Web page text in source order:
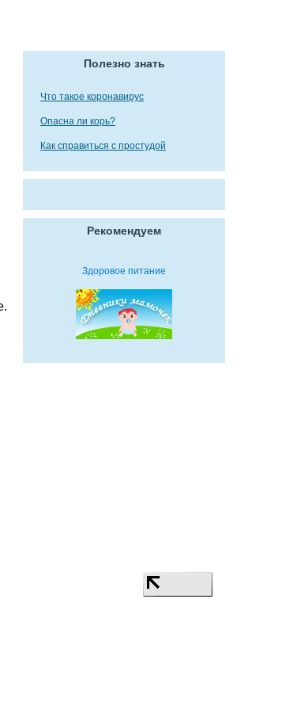
Полезно знать
Что такое коронавирус
Опасна ли корь?
Как справиться с простудой
Рекомендуем
Здоровое питание